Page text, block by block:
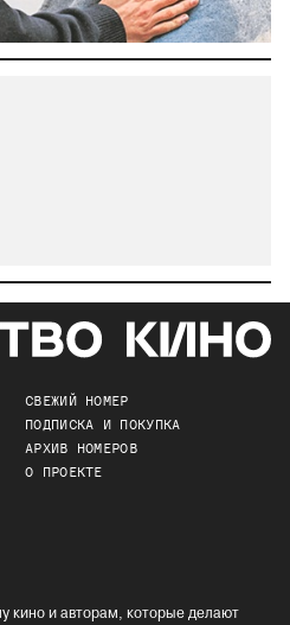
СВЕЖИЙ НОМЕР
ПОДПИСКА И ПОКУПКА
АРХИВ НОМЕРОВ
О ПРОЕКТЕ
кино и авторам, которые делают